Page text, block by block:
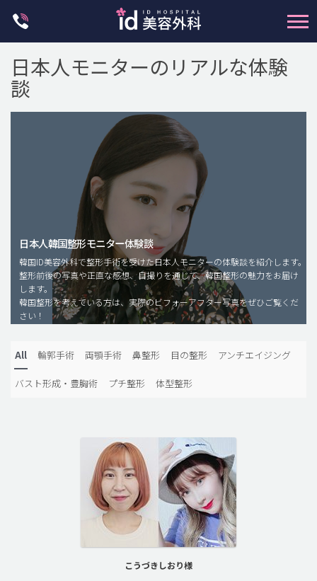
二重・目元整形
脂肪注入(アンチエイジング)
豊胸手術・バストアップ
プチ整形
メンズ整形
idリアルストーリー
日本人モニターのリアルな体験
談
日本人韓国整形モニター体験談
韓国ID美容外科で整形手術を受けた日本人モニターの体験談を紹介します。
整形前後の写真や正直な感想、自撮りを通じて、韓国整形の魅力をお届け
します。
韓国整形を考えている方は、実際のビフォーアフター写真をぜひご覧くだ
さい！
All 輪郭手術 両顎手術 鼻整形 目の整形 アンチエイジング
バスト形成・豊胸術 プチ整形 体型整形
こうづきしおり様